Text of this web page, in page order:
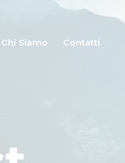
Chi Siamo Contatti